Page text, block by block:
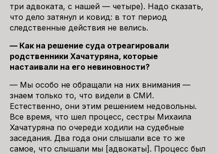
три адвоката, с нашей — четыре). Надо сказать,
что дело затянул и ковид: в тот период
следственные действия не велись.
— Как на решение суда отреагировали
родственники Хачатуряна, которые
настаивали на его невиновности?
— Мы особо не обращали на них внимания —
знаем только то, что видели в СМИ.
Естественно, они этим решением недовольны.
Все время, что шел процесс, сестры Михаила
Хачатуряна по очереди ходили на судебные
заседания. Два года они слышали все то же
самое, что слышали мы [адвокаты]. Процесс был